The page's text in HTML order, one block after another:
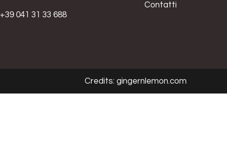
+39 041 31 33 688
Contatti
Credits: gingernlemon.com